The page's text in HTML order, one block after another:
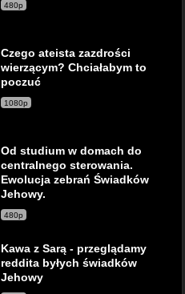
480p
Czego ateista zazdrości
wierzącym? Chciałabym to
poczuć
1080p
Od studium w domach do
centralnego sterowania.
Ewolucja zebrań Świadków
Jehowy.
480p
Kawa z Sarą - przeglądamy
reddita byłych świadków
Jehowy